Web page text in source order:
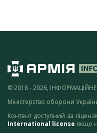
© 2018 - 2026,
Міністерство оборони
Контент доступний за
International license якщо